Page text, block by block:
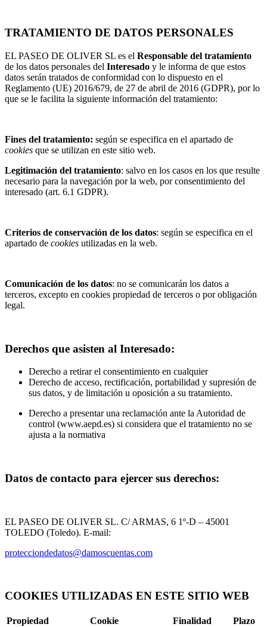
TRATAMIENTO DE DATOS PERSONALES
EL PASEO DE OLIVER SL es el Responsable del tratamiento
de los datos personales del Interesado y le informa de que estos
datos serán tratados de conformidad con lo dispuesto en el
Reglamento (UE) 2016/679, de 27 de abril de 2016 (GDPR), por lo
que se le facilita la siguiente información del tratamiento:
Fines del tratamiento: según se especifica en el apartado de
cookies que se utilizan en este sitio web.
Legitimación del tratamiento: salvo en los casos en los que resulte
necesario para la navegación por la web, por consentimiento del
interesado (art. 6.1 GDPR).
Criterios de conservación de los datos: según se especifica en el
apartado de cookies utilizadas en la web.
Comunicación de los datos: no se comunicarán los datos a
terceros, excepto en cookies propiedad de terceros o por obligación
legal.
Derechos que asisten al Interesado:
Derecho a retirar el consentimiento en cualquier
Derecho de acceso, rectificación, portabilidad y supresión de
sus datos, y de limitación u oposición a su tratamiento.
Derecho a presentar una reclamación ante la Autoridad de
control (www.aepd.es) si considera que el tratamiento no se
ajusta a la normativa
Datos de contacto para ejercer sus derechos:
EL PASEO DE OLIVER SL. C/ ARMAS, 6 1º-D – 45001
TOLEDO (Toledo). E-mail:
protecciondedatos@damoscuentas.com
COOKIES UTILIZADAS EN ESTE SITIO WEB
Propiedad Cookie Finalidad Plazo